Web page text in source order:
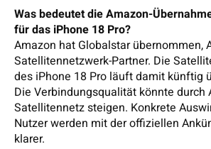
Was bedeutet die Amazon-
für das iPhone 18 Pro?
Amazon hat Globalstar übernommen,
Satellitennetzwerk-Partner. Die
des iPhone 18 Pro läuft damit künftig
Die Verbindungsqualität könnte durch
Satellitennetz steigen. Konkrete
Nutzer werden mit der offiziellen
klarer.